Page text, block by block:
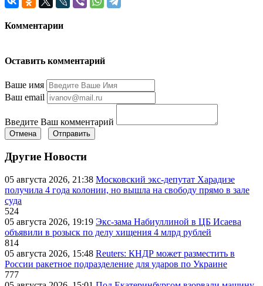
Комментарии
Оставить комментарий
Ваше имя
Ваш email
Введите Ваш комментарий
Отмена Отправить
Другие Новости
05 августа 2026, 21:38 Московский экс-депутат Харадизе
получила 4 года колонии, но вышла на свободу прямо в зале
суда
524
05 августа 2026, 19:19 Экс-зама Набиуллиной в ЦБ Исаева
объявили в розыск по делу хищения 4 млрд рублей
814
05 августа 2026, 15:48 Reuters: КНДР может разместить в
России ракетное подразделение для ударов по Украине
777